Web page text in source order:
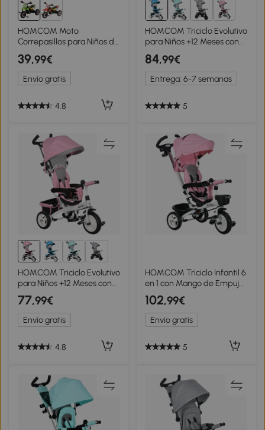
HOMCOM Moto
Correpasillos para Niños de
18-36 Meses Triciclo para
Niños con 3 Ruedas Luces y
Músicas 71x40x51 cm
Verde
39,99€
Envío gratis
4.8
1+
HOMCOM Triciclo Evolutivo
para Niños +12 Meses con
Toldo Plegable Mango de
Empuje Telescópico y
Cinturón de Seguridad Azul
84,99€
Entrega: 6-7 semanas
5
1+
HOMCOM Triciclo Evolutivo
para Niños +12 Meses con
Toldo Plegable Mango de
Empuje Telescópico y
Cinturón de Seguridad
Rosa
77,99€
Envío gratis
4.8
HOMCOM Triciclo Infantil 6
en 1 con Mango de Empuje,
Toldo, Cinturón, Cesta, 18+
Meses, Rosa
102,99€
Envío gratis
5